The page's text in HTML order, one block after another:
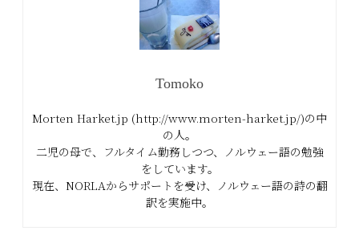
Tomoko
Morten Harket.jp (http://www.morten-harket.jp/)の中
の人。
二児の母で、フルタイム勤務しつつ、ノルウェー語の勉強
をしています。
現在、NORLAからサポートを受け、ノルウェー語の詩の翻
訳を実施中。